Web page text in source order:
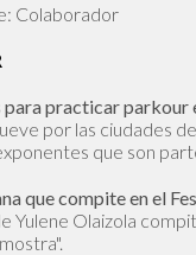
Colaborador
para practicar parkour
por las ciudades
que son
que compite en el
Yulene Olaizola